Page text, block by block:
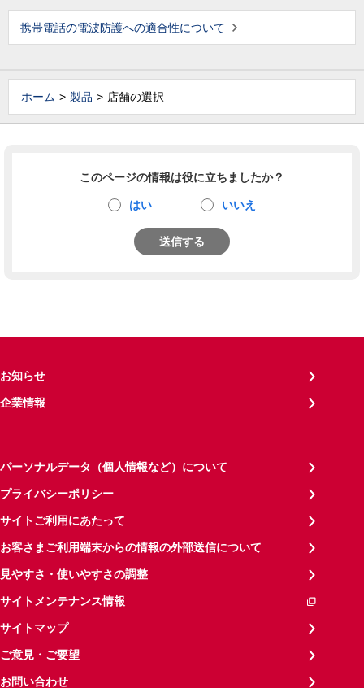
携帯電話の電波防護への適合性について
ホーム 製品 店舗の選択
このページの情報は役に立ちましたか？
はい いいえ
送信する
お知らせ
企業情報
パーソナルデータ（個人情報など）について
プライバシーポリシー
サイトご利用にあたって
お客さまご利用端末からの情報の外部送信について
見やすさ・使いやすさの調整
サイトメンテナンス情報
サイトマップ
ご意見・ご要望
お問い合わせ